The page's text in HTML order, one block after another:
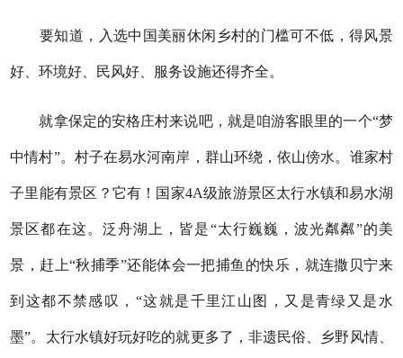
要知道，入选中国美丽休闲乡村的门槛可不低，得风景
好、环境好、民风好、服务设施还得齐全。
就拿保定的安格庄村来说吧，就是咱游客眼里的一个“梦
中情村”。村子在易水河南岸，群山环绕，依山傍水。谁家村
子里能有景区？它有！国家4A级旅游景区太行水镇和易水湖
景区都在这。泛舟湖上，皆是“太行巍巍，波光粼粼”的美
景，赶上“秋捕季”还能体会一把捕鱼的快乐，就连撒贝宁来
到这都不禁感叹，“这就是千里江山图，又是青绿又是水
墨”。太行水镇好玩好吃的就更多了，非遗民俗、乡野风情、